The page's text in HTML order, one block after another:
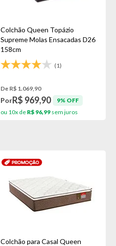
Colchão Queen Topázio
Supreme Molas Ensacadas D26
158cm
(1)
De R$ 1.069,90
PorR$ 969,90
9% OFF
ou 10x de R$ 96,99 sem juros
Colchão para Casal Queen